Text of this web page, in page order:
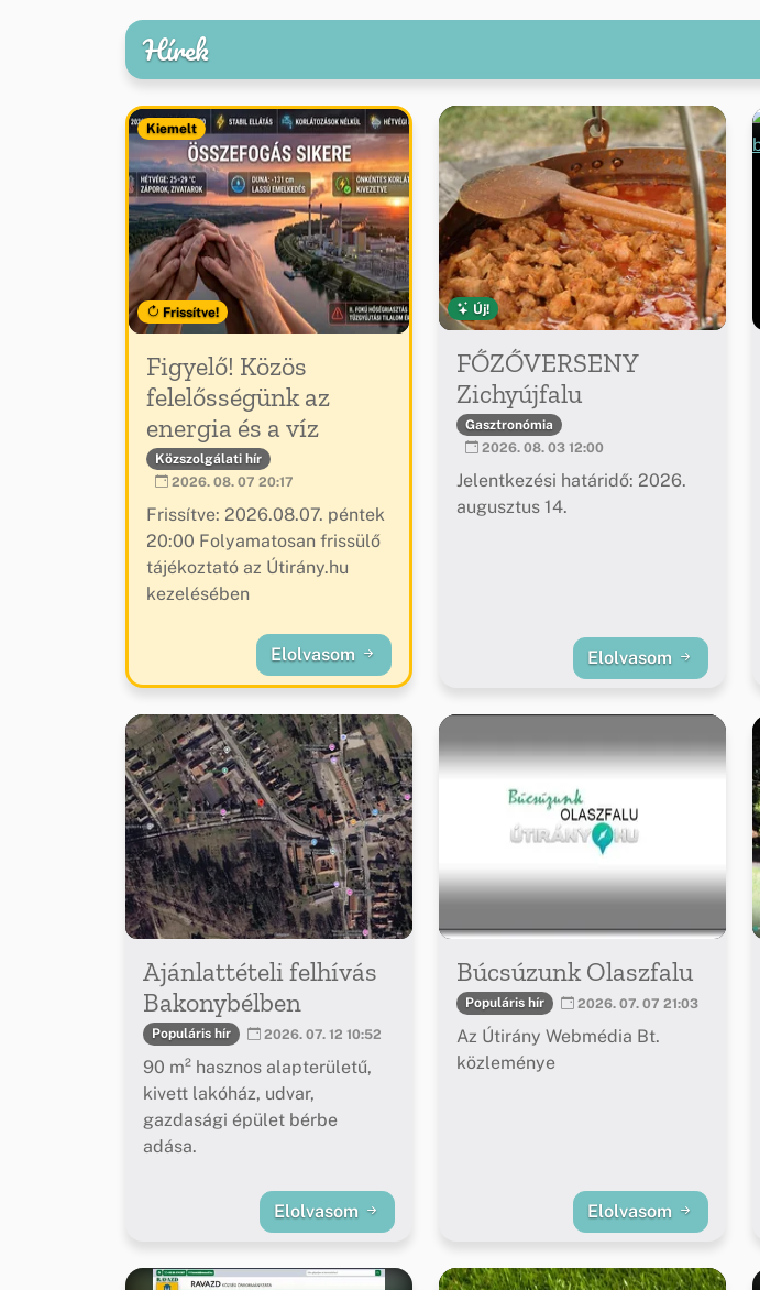
Hírek
Kiemelt
Frissítve!
Figyelő! Közös
felelősségünk az
energia és a víz
Közszolgálati hír
2026. 08. 07 20:17
Frissítve: 2026.08.07. péntek
20:00 Folyamatosan frissülő
tájékoztató az Útirány.hu
kezelésében
Elolvasom
Új!
FŐZŐVERSENY
Zichyújfalu
Gasztronómia
2026. 08. 03 12:00
Jelentkezési határidő: 2026.
augusztus 14.
Elolvasom
Ajánlattételi felhívás
Bakonybélben
Populáris hír 2026. 07. 12 10:52
90 m² hasznos alapterületű,
kivett lakóház, udvar,
gazdasági épület bérbe
adása.
Elolvasom
Búcsúzunk Olaszfalu
Populáris hír 2026. 07. 07 21:03
Az Útirány Webmédia Bt.
közleménye
Elolvasom